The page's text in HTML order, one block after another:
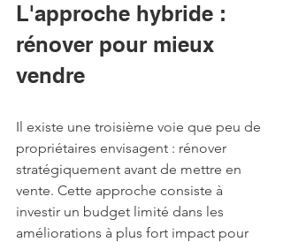
L'approche hybride :
rénover pour mieux
vendre
Il existe une troisième voie que peu de
propriétaires envisagent : rénover
stratégiquement avant de mettre en
vente. Cette approche consiste à
investir un budget limité dans les
améliorations à plus fort impact pour